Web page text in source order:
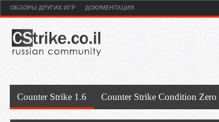
ОБЗОРЫ ДРУГИХ ИГР ДОКУМЕНТАЦИЯ
Counter Strike 1.6 Counter Strike Condition Zero